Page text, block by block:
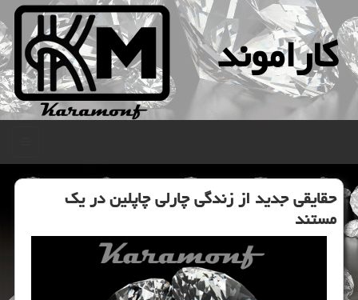
كاراموند
حقایقی جدید از زندگی چارلی چاپلین در یك
مستند